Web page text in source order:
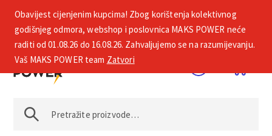
+385 1 2002 575
Obavijest cijenjenim kupcima! Zbog korištenja kolektivnog
godišnjeg odmora, webshop i poslovnica MAKS POWER neće
raditi od 01.08.26 do 16.08.26. Zahvaljujemo se na razumijevanju.
Vaš MAKS POWER team Zatvori